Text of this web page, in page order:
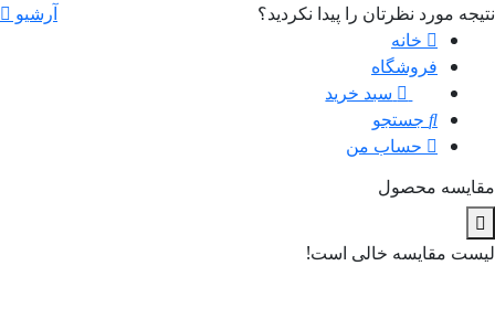
نتیجه مورد نظرتان را پیدا نکردید؟
آرشیو
خانه
فروشگاه
سبد خرید
جستجو
حساب من
مقایسه محصول
لیست مقایسه خالی است!